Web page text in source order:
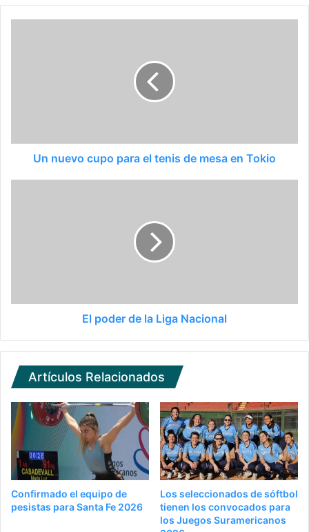
Un nuevo cupo para el tenis de mesa en Tokio
El poder de la Liga Nacional
Artículos Relacionados
Confirmado el equipo de
pesistas para Santa Fe 2026
Los seleccionados de sóftbol
tienen los convocados para
los Juegos Suramericanos